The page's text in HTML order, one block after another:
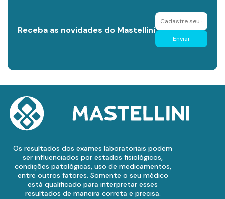
Receba as novidades do Mastellini
Enviar
Os resultados dos exames laboratoriais podem
ser influenciados por estados fisiológicos,
condições patológicas, uso de medicamentos,
entre outros fatores. Somente o seu médico
está qualificado para interpretar esses
resultados de maneira correta e precisa.